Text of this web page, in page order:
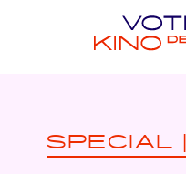
SPECIAL